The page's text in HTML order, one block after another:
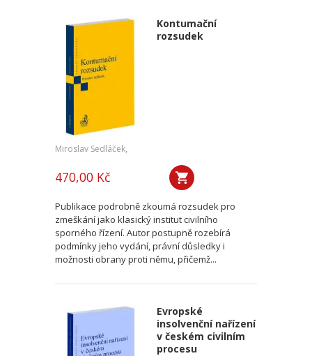
Kontumační
rozsudek
Miroslav Sedláček,
470,00 Kč
Publikace podrobně zkoumá rozsudek pro
zmeškání jako klasický institut civilního
sporného řízení. Autor postupně rozebírá
podmínky jeho vydání, právní důsledky i
možnosti obrany proti němu, přičemž...
Evropské
insolvenční nařízení
v českém civilním
procesu